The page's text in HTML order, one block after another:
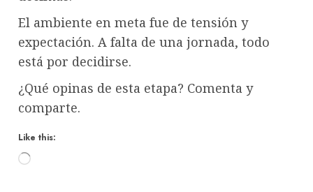
El ambiente en meta fue de tensión y
expectación. A falta de una jornada, todo
está por decidirse.
¿Qué opinas de esta etapa? Comenta y
comparte.
Like this:
Loading…